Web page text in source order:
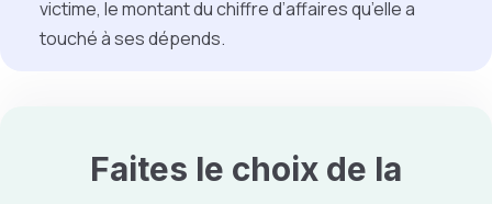
victime, le montant du chiffre d’affaires qu’elle a
touché à ses dépends.
Faites le choix de la